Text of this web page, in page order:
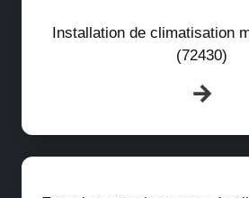
Installation de climatisation
(72430)